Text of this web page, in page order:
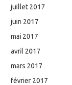
juillet 2017
juin 2017
mai 2017
avril 2017
mars 2017
février 2017